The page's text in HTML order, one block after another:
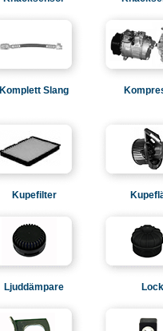
Komplett Slang
Kupefilter
Ljuddämpare Lock